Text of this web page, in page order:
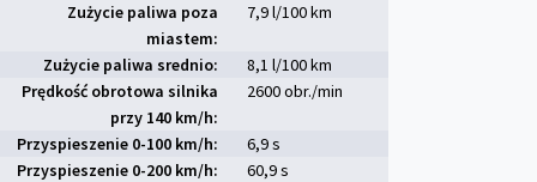
Zużycie paliwa poza
miastem:
7,9 l/100 km
Zużycie paliwa srednio:
8,1 l/100 km
Prędkość obrotowa silnika
przy 140 km/h:
2600 obr./min
Przyspieszenie 0-100 km/h:
6,9 s
Przyspieszenie 0-200 km/h:
60,9 s